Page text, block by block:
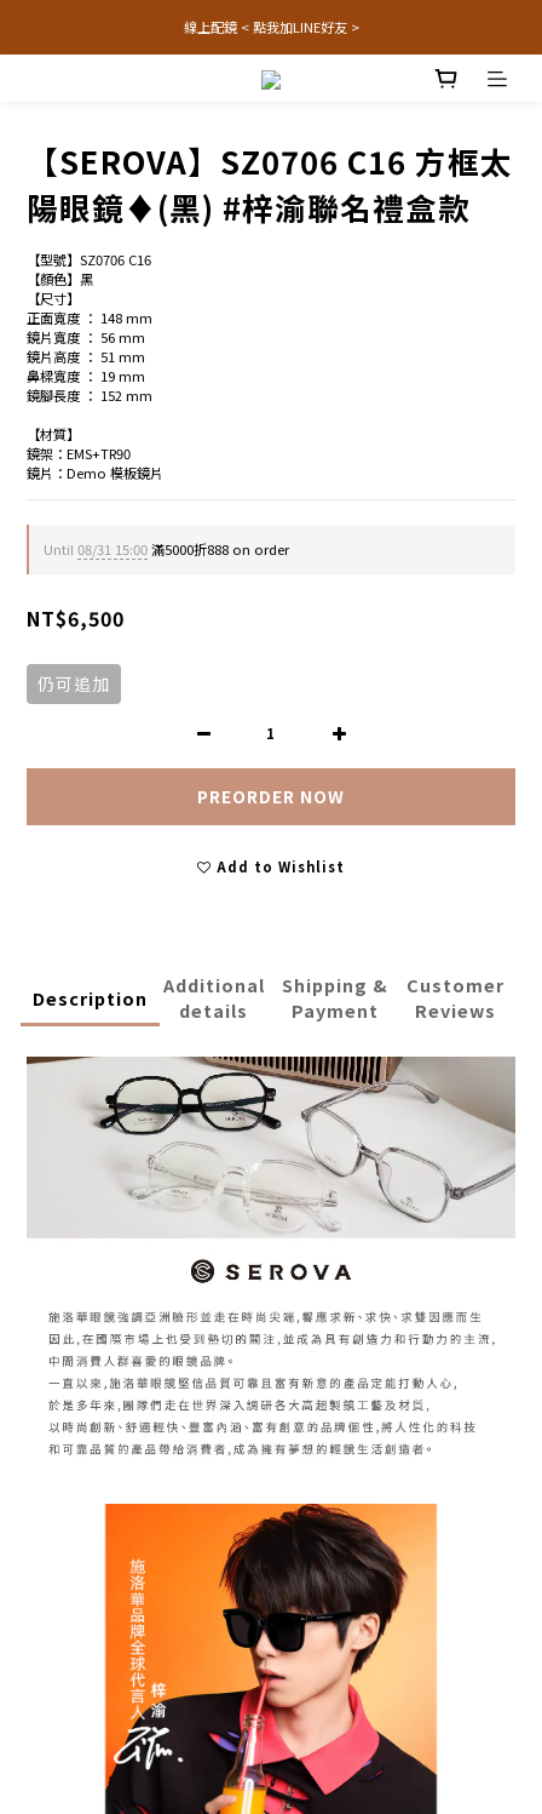
線上配鏡 < 點我加LINE好友 >
【SEROVA】SZ0706 C16 方框太
陽眼鏡♦(黑) #梓渝聯名禮盒款
【型號】SZ0706 C16
【顏色】黑
【尺寸】
正面寬度 ： 148 mm
鏡片寬度 ： 56 mm
鏡片高度 ： 51 mm
鼻樑寬度 ： 19 mm
鏡腳長度 ： 152 mm
【材質】
鏡架：EMS+TR90
鏡片：Demo 模板鏡片
Until08/31 15:00滿5000折888 on order
NT$6,500
仍可追加
PREORDER NOW
Add to Wishlist
Description
Additional
details
Shipping &
Payment
Customer
Reviews